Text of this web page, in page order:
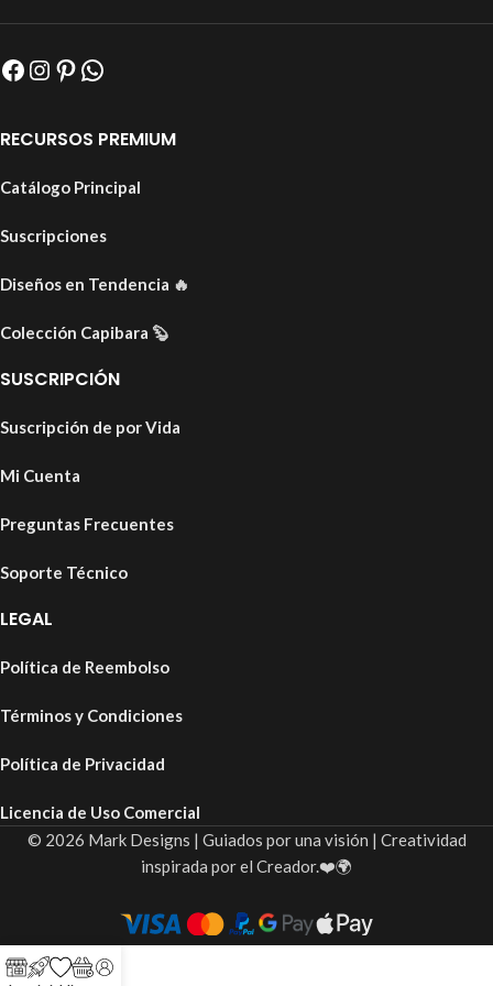
RECURSOS PREMIUM
Catálogo Principal
Suscripciones
Diseños en Tendencia 🔥
Colección Capibara 🦫
SUSCRIPCIÓN
Suscripción de por Vida
Mi Cuenta
Preguntas Frecuentes
Soporte Técnico
LEGAL
Política de Reembolso
Términos y Condiciones
Política de Privacidad
Licencia de Uso Comercial
© 2026 Mark Designs | Guiados por una visión | Creatividad
inspirada por el Creador.❤️🌍